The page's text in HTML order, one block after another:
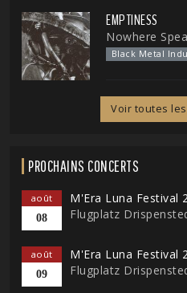
EMPTINESS
Nowhere
Black Metal
Voir toutes
PROCHAINS CONCERTS
août
08
M'Era Luna Festival
Flugplatz
août
09
M'Era Luna Festival
Flugplatz